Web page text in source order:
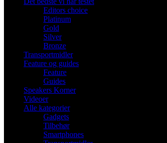
Editors choice
Platinum
Gold
Silver
Bronze
Transportmidler
Feature og guides
Feature
Guides
Speakers Korner
Videoer
Alle kategorier
Gadgets
Tilbehør
Smartphones